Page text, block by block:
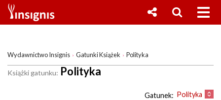
Wydawnictwo Insignis Gatunki Książek Polityka
Książki gatunku: Polityka
Gatunek: Polityka